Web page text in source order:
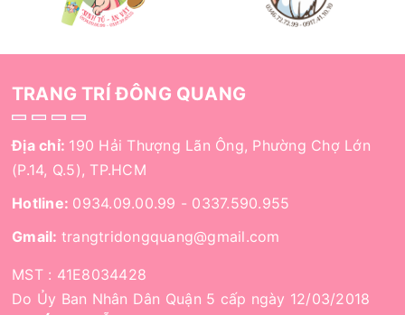
TRANG TRÍ ĐÔNG QUANG
Địa chỉ: 190 Hải Thượng Lãn Ông, Phường Chợ Lớn
(P.14, Q.5), TP.HCM
Hotline: 0934.09.00.99 - 0337.590.955
Gmail: trangtridongquang@gmail.com
MST : 41E8034428
Do Ủy Ban Nhân Dân Quận 5 cấp ngày 12/03/2018